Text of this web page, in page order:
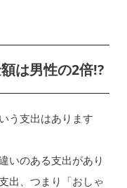
は男性の2倍!?
う支出はあります
いのある支出があり
出、つまり「おしゃ